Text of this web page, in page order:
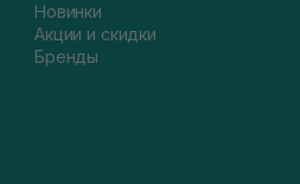
Новинки
Акции и скидки
Бренды